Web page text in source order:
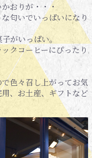
おりが・・・
匂いでいっぱいになり
がいっぱい。
クコーヒーにぴったり
色々召し上がってお気
、お土産、ギフトなど